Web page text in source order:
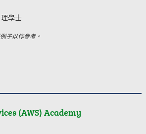
學士
子以作參考。
(AWS) Academy